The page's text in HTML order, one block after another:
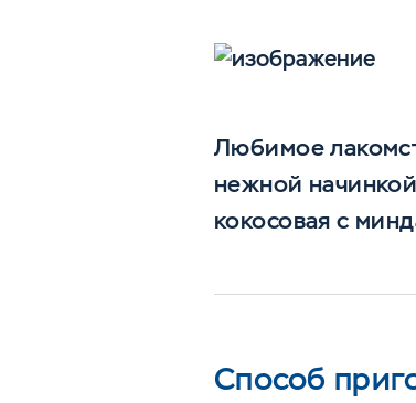
Любимое
нежной
кокосовая с
Способ